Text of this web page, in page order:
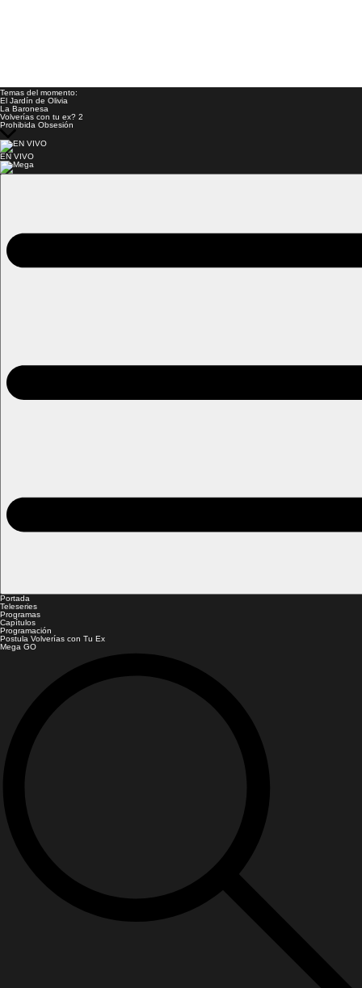
Temas del momento:
El Jardín de Olivia
La Baronesa
Volverías con tu ex? 2
Prohibida Obsesión
EN VIVO
Portada
Teleseries
Programas
Capítulos
Programación
Postula Volverías con Tu Ex
Mega GO